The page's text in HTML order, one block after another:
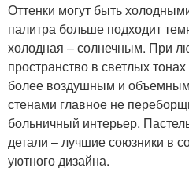
Оттенки могут быть
палитра больше подходит
холодная – солнечным. При
пространство в светлых
более воздушным и
стенами главное не
больничный интерьер.
детали – лучшие союзники в
уютного дизайна.